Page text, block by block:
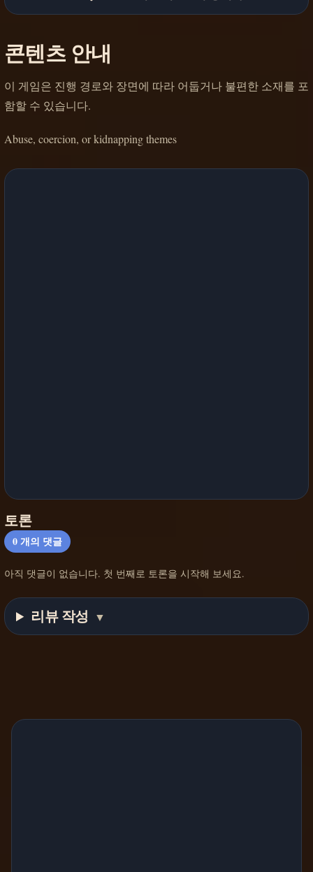
콘텐츠 안내
이 게임은 진행 경로와 장면에 따라 어둡거나 불편한 소재를 포
함할 수 있습니다.
Abuse, coercion, or kidnapping themes
토론
0개의 댓글
아직 댓글이 없습니다. 첫 번째로 토론을 시작해 보세요.
리뷰 작성 ▼